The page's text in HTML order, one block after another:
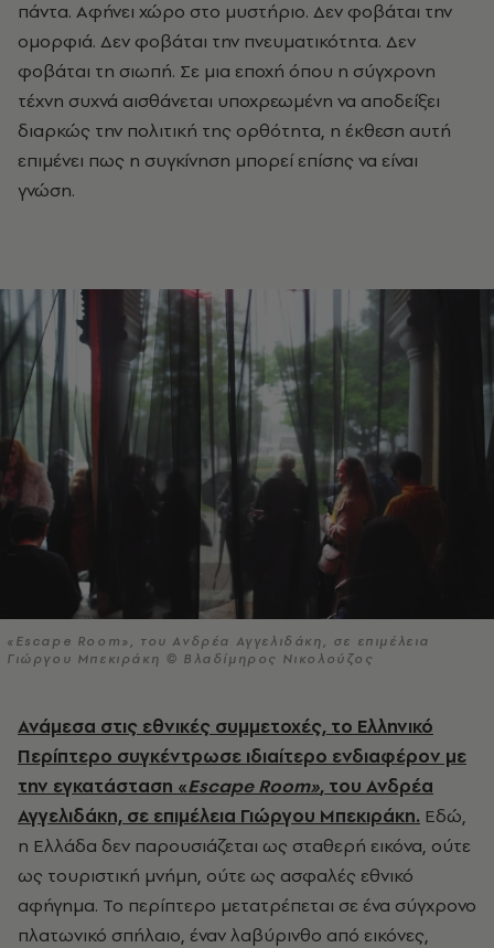
πάντα. Αφήνει χώρο στο μυστήριο. Δεν φοβάται την
ομορφιά. Δεν φοβάται την πνευματικότητα. Δεν
φοβάται τη σιωπή. Σε μια εποχή όπου η σύγχρονη
τέχνη συχνά αισθάνεται υποχρεωμένη να αποδείξει
διαρκώς την πολιτική της ορθότητα, η έκθεση αυτή
επιμένει πως η συγκίνηση μπορεί επίσης να είναι
γνώση.
«Escape Room», του Ανδρέα Αγγελιδάκη, σε επιμέλεια
Γιώργου Μπεκιράκη © Βλαδίμηρος Νικολούζος
Ανάμεσα στις εθνικές συμμετοχές, το Ελληνικό
Περίπτερο συγκέντρωσε ιδιαίτερο ενδιαφέρον με
την εγκατάσταση «Escape Room», του Ανδρέα
Αγγελιδάκη, σε επιμέλεια Γιώργου Μπεκιράκη. Εδώ,
η Ελλάδα δεν παρουσιάζεται ως σταθερή εικόνα, ούτε
ως τουριστική μνήμη, ούτε ως ασφαλές εθνικό
αφήγημα. Το περίπτερο μετατρέπεται σε ένα σύγχρονο
πλατωνικό σπήλαιο, έναν λαβύρινθο από εικόνες,